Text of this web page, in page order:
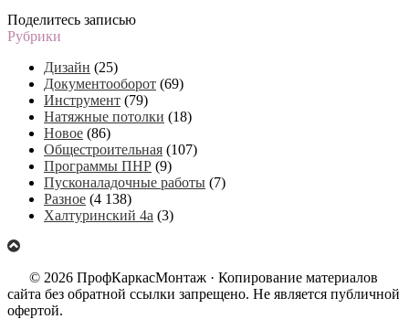
Поделитесь записью
Рубрики
Дизайн (25)
Документооборот (69)
Инструмент (79)
Натяжные потолки (18)
Новое (86)
Общестроительная (107)
Программы ПНР (9)
Пусконаладочные работы (7)
Разное (4 138)
Халтуринский 4а (3)
© 2026 ПрофКаркасМонтаж · Копирование материалов
сайта без обратной ссылки запрещено. Не является публичной
офертой.